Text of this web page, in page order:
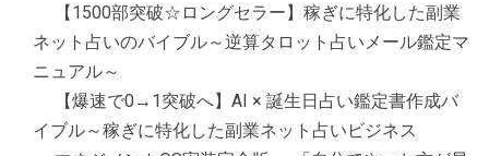
【1500部突破☆ロングセラー】稼ぎに特化した副業
ネット占いのバイブル～逆算タロット占いメール鑑定マ
ニュアル～
【爆速で0→1突破へ】AI × 誕生日占い鑑定書作成バ
イブル～稼ぎに特化した副業ネット占いビジネス